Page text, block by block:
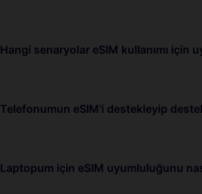
Hangi senaryolar eSIM kullanımı için
Telefonumun eSIM'i destekleyip
Laptopum için eSIM uyumluluğunu